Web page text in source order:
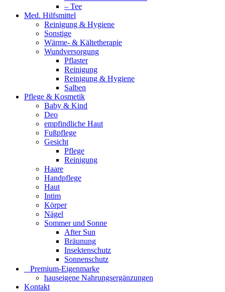
– Tee
Med. Hilfsmittel
Reinigung & Hygiene
Sonstige
Wärme- & Kältetherapie
Wundversorgung
Pflaster
Reinigung
Reinigung & Hygiene
Salben
Pflege & Kosmetik
Baby & Kind
Deo
empfindliche Haut
Fußpflege
Gesicht
Pflege
Reinigung
Haare
Handpflege
Haut
Intim
Körper
Nägel
Sommer und Sonne
After Sun
Bräunung
Insektenschutz
Sonnenschutz
⠀​Premium-Eigenmarke
hauseigene Nahrungsergänzungen
Kontakt